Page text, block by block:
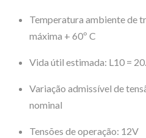
Temperatura ambiente de
máxima + 60º C
Vida útil estimada: L10 =
Variação admissível de
nominal
Tensões de operação: 12V